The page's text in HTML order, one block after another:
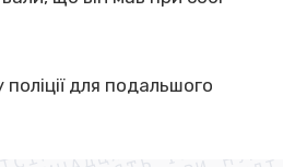
для подальшого
ВІСІМНАДЦЯТЬ ТРИ НУЛІ